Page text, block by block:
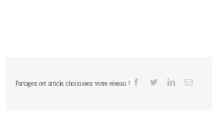
Partagez cet article, choisissez votre réseau !